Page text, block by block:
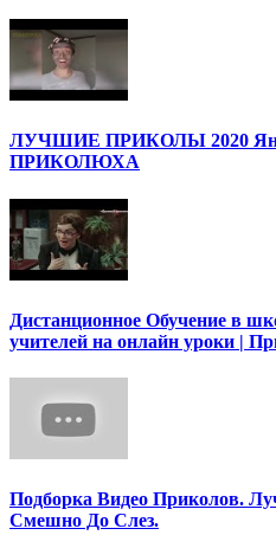
ЛУЧШИЕ ПРИКОЛЫ 2020
ПРИКОЛЮХА
Дистанционное Обучение в
учителей на онлайн уроки |
Подборка Видео Приколов.
Смешно До Слез.